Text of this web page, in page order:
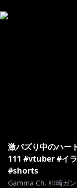
激バズり中のハー
111 #vtuber #イ
#shorts
Gamma Ch. 緋崎ガ